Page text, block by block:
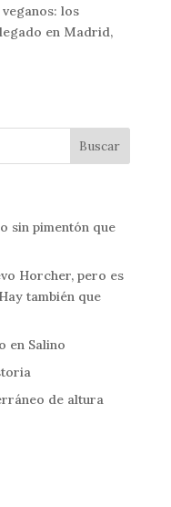
los
en Madrid,
sin pimentón que
Horcher, pero es
también que
en Salino
de altura